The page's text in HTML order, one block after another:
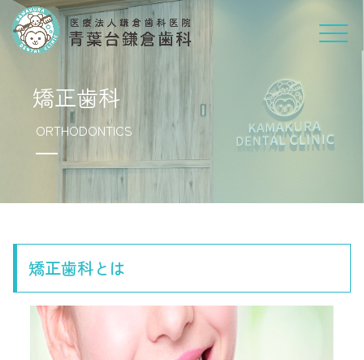
矯正歯科
ORTHODONTICS
矯正歯科とは